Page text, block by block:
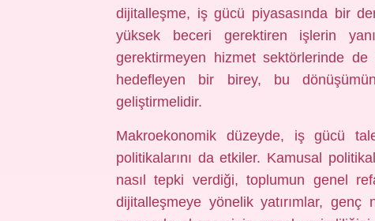
dijitalleşme, iş gücü piyasasında bir
yüksek beceri gerektiren işlerin
gerektirmeyen hizmet sektörlerinde
hedefleyen bir birey, bu
geliştirmelidir.
Makroekonomik düzeyde, iş gücü
politikalarını da etkiler. Kamusal
nasıl tepki verdiği, toplumun genel
dijitalleşmeye yönelik yatırımlar, genç